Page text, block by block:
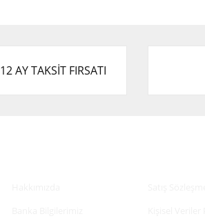
12 AY TAKSİT FIRSATI